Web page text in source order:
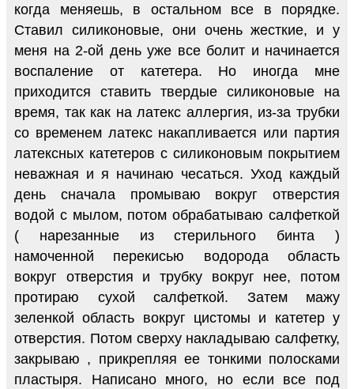
когда меняешь, в остальном все в порядке.
Ставил силиконовые, они очень жесткие, и у
меня на 2-ой день уже все болит и начинается
воспаление от катетера. Но иногда мне
приходится ставить твердые силиконовые на
время, так как на латекс аллергия, из-за трубки
со временем латекс накапливается или партия
латексных катетеров с силиконовым покрытием
неважная и я начинаю чесаться. Уход каждый
день сначала промываю вокруг отверстия
водой с мылом, потом обрабатываю салфеткой
( нарезанные из стерильного бинта )
намоченной перекисью водорода область
вокруг отверстия и трубку вокруг нее, потом
протираю сухой салфеткой. Затем мажу
зеленкой область вокруг цистомы и катетер у
отверстия. Потом сверху накладываю салфетку,
закрываю , прикрепляя ее тонкими полосками
пластыря. Написано много, но если все под